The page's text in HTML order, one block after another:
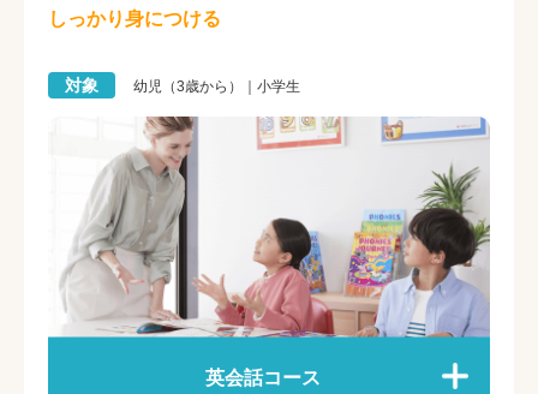
しっかり身につける
対象 幼児（3歳から）｜小学生
英会話コース